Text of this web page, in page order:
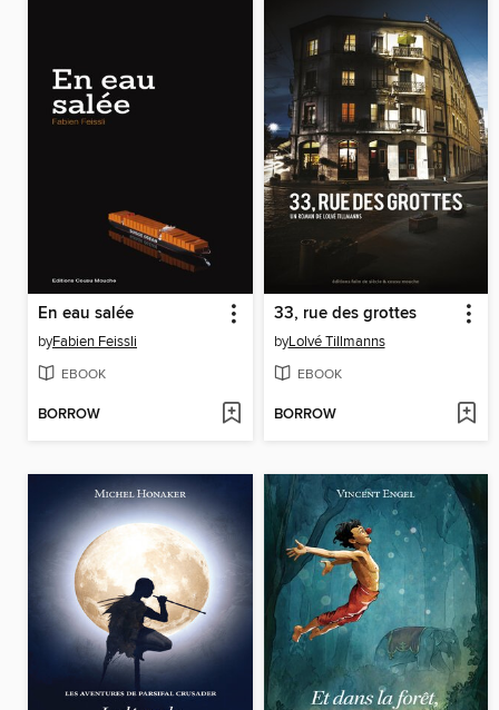
En eau salée
byFabien Feissli
EBOOK
BORROW
33, rue des grottes
byLolvé Tillmanns
EBOOK
BORROW